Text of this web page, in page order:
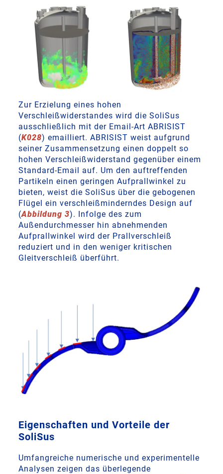
Zur Erzielung eines hohen
Verschleißwiderstandes wird die SoliSus
ausschließlich mit der Email-Art ABRISIST
(K028) emailliert. ABRISIST weist aufgrund
seiner Zusammensetzung einen doppelt so
hohen Verschleißwiderstand gegenüber einem
Standard-Email auf. Um den auftreffenden
Partikeln einen geringen Aufprallwinkel zu
bieten, weist die SoliSus über die gebogenen
Flügel ein verschleißminderndes Design auf
(Abbildung 3). Infolge des zum
Außendurchmesser hin abnehmenden
Aufprallwinkel wird der Prallverschleiß
reduziert und in den weniger kritischen
Gleitverschleiß überführt.
Eigenschaften und Vorteile der
SoliSus
Umfangreiche numerische und experimentelle
Analysen zeigen das überlegende